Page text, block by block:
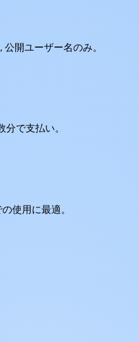
開ユーザー名のみ。
で支払い。
使用に最適。